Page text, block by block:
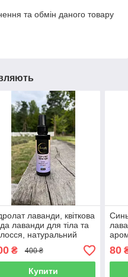
та обмін даного товару
лаванди, квіткова
лаванди для тіла та
натуральний
для лиця 100 мл
₴ 400 ₴
Купити
80